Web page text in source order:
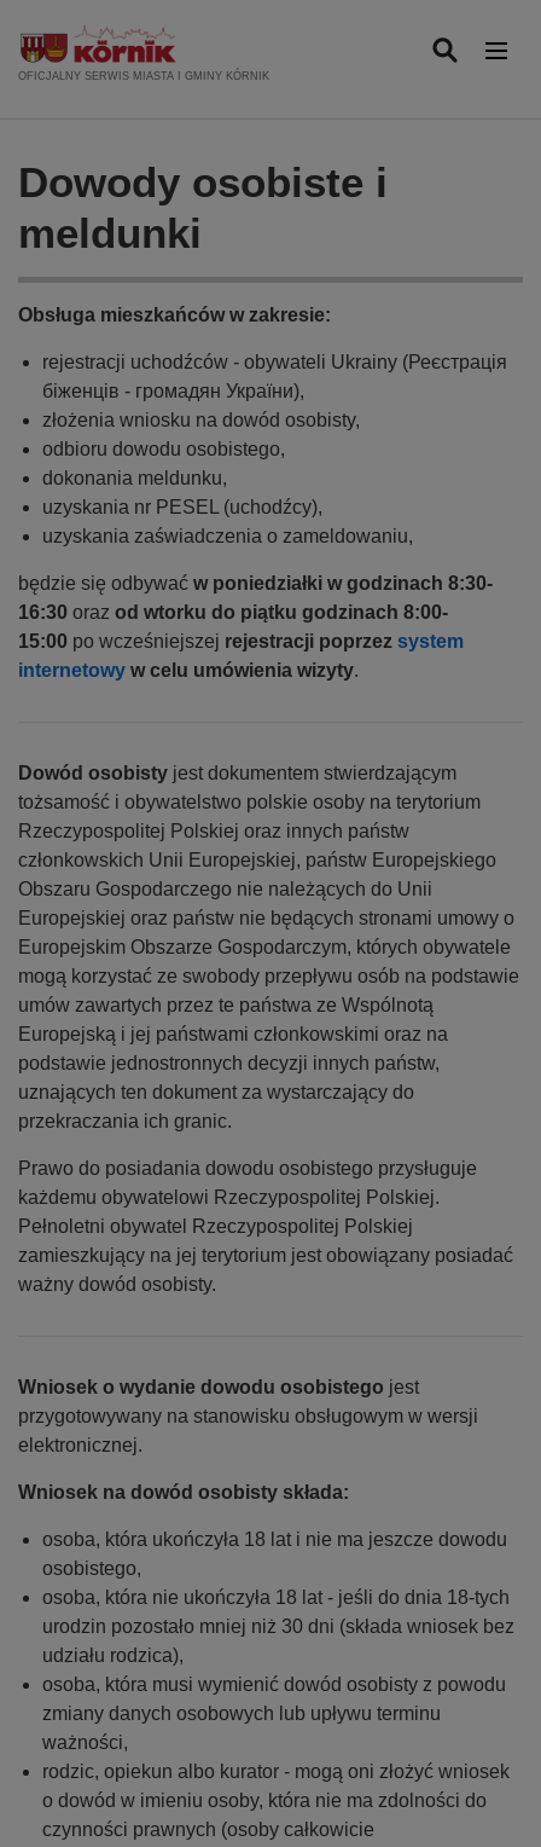
OFICJALNY SERWIS MIASTA I GMINY KÓRNIK
Dowody osobiste i
meldunki
Obsługa mieszkańców w zakresie:
rejestracji uchodźców - obywateli Ukrainy (Реєстрація
біженців - громадян України),
złożenia wniosku na dowód osobisty,
odbioru dowodu osobistego,
dokonania meldunku,
uzyskania nr PESEL (uchodźcy),
uzyskania zaświadczenia o zameldowaniu,
będzie się odbywać w poniedziałki w godzinach 8:30-
16:30 oraz od wtorku do piątku godzinach 8:00-
15:00 po wcześniejszej rejestracji poprzez system
internetowy w celu umówienia wizyty.
Dowód osobisty jest dokumentem stwierdzającym
tożsamość i obywatelstwo polskie osoby na terytorium
Rzeczypospolitej Polskiej oraz innych państw
członkowskich Unii Europejskiej, państw Europejskiego
Obszaru Gospodarczego nie należących do Unii
Europejskiej oraz państw nie będących stronami umowy o
Europejskim Obszarze Gospodarczym, których obywatele
mogą korzystać ze swobody przepływu osób na podstawie
umów zawartych przez te państwa ze Wspólnotą
Europejską i jej państwami członkowskimi oraz na
podstawie jednostronnych decyzji innych państw,
uznających ten dokument za wystarczający do
przekraczania ich granic.
Prawo do posiadania dowodu osobistego przysługuje
każdemu obywatelowi Rzeczypospolitej Polskiej.
Pełnoletni obywatel Rzeczypospolitej Polskiej
zamieszkujący na jej terytorium jest obowiązany posiadać
ważny dowód osobisty.
Wniosek o wydanie dowodu osobistego jest
przygotowywany na stanowisku obsługowym w wersji
elektronicznej.
Wniosek na dowód osobisty składa:
osoba, która ukończyła 18 lat i nie ma jeszcze dowodu
osobistego,
osoba, która nie ukończyła 18 lat - jeśli do dnia 18-tych
urodzin pozostało mniej niż 30 dni (składa wniosek bez
udziału rodzica),
osoba, która musi wymienić dowód osobisty z powodu
zmiany danych osobowych lub upływu terminu
ważności,
rodzic, opiekun albo kurator - mogą oni złożyć wniosek
o dowód w imieniu osoby, która nie ma zdolności do
czynności prawnych (osoby całkowicie